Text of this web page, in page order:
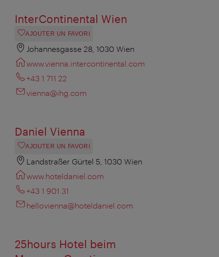
InterContinental Wien
AJOUTER UN FAVORI
Johannesgasse 28, 1030 Wien
www.vienna.intercontinental.com
+43 1 711 22
vienna@ihg.com
Daniel Vienna
AJOUTER UN FAVORI
Landstraßer Gürtel 5, 1030 Wien
www.hoteldaniel.com
+43 1 901 31
hellovienna@hoteldaniel.com
25hours Hotel beim